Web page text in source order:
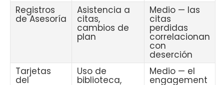
Registros
de Asesoría
Asistencia a
citas,
cambios de
plan
Medio — las
citas
perdidas
correlacionan
con
deserción
Tarjetas
del
Uso de
biblioteca,
Medio — el
engagement